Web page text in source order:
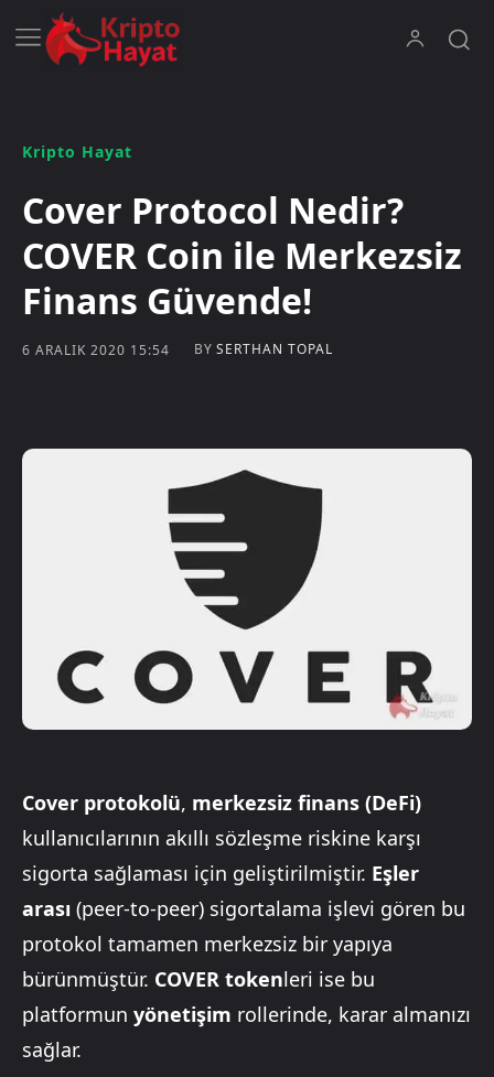
Kripto Hayat
Cover Protocol Nedir?
COVER Coin ile Merkezsiz
Finans Güvende!
6 ARALIK 2020 15:54 BY SERTHAN TOPAL
Cover protokolü, merkezsiz finans (DeFi)
kullanıcılarının akıllı sözleşme riskine karşı
sigorta sağlaması için geliştirilmiştir. Eşler
arası (peer-to-peer) sigortalama işlevi gören bu
protokol tamamen merkezsiz bir yapıya
bürünmüştür. COVER tokenleri ise bu
platformun yönetişim rollerinde, karar almanızı
sağlar.